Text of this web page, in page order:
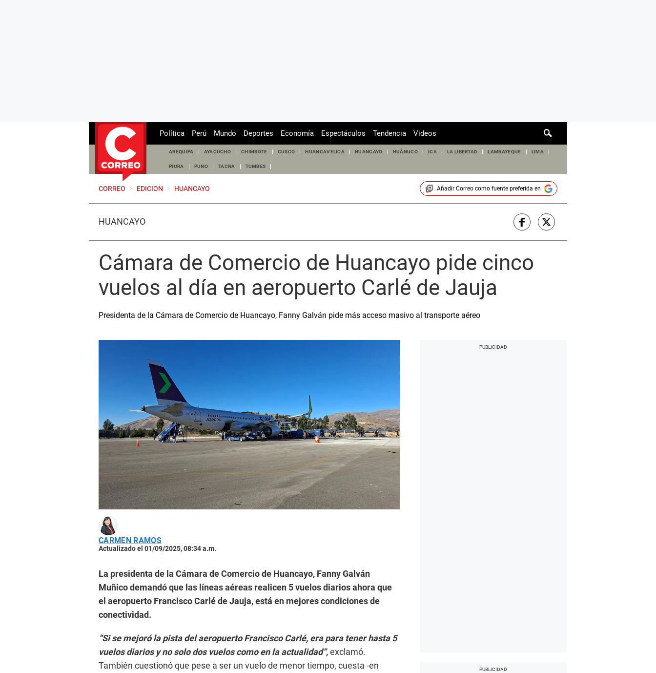
de
Política Perú Mundo Deportes Economía Espectáculos Tendencia Videos
AREQUIPA AYACUCHO CHIMBOTE CUSCO HUANCAVELICA HUANCAYO HUÁNUCO ICA LA LIBERTAD LAMBAYEQUE LIMA
PIURA PUNO TACNA TUMBES
CORREO > EDICION > HUANCAYO Añadir Correocomo fuente preferida en
HUANCAYO
Cámara de Comercio de Huancayo pide cinco
vuelos al día en aeropuerto Carlé de Jauja
Presidenta de la Cámara de Comercio de Huancayo, Fanny Galván pide más acceso masivo al transporte aéreo
CARMEN RAMOS
Actualizado el 01/09/2025, 08:34 a.m.
La presidenta de la Cámara de Comercio de Huancayo, Fanny Galván
Muñico demandó que las líneas aéreas realicen 5 vuelos diarios ahora que
el aeropuerto Francisco Carlé de Jauja, está en mejores condiciones de
conectividad.
“Si se mejoró la pista del aeropuerto Francisco Carlé, era para tener hasta 5
vuelos diarios y no solo dos vuelos como en la actualidad”,exclamó.
También cuestionó que pese a ser un vuelo de menor tiempo, cuesta -en